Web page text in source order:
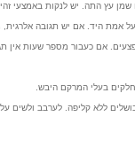
שמן עץ התה. יש לנקות באמצעי
אמת היד. אם יש תגובה
אם כעבור מספר שעות אין
בעלי המרקם היבש.
ללא קליפה. לערבב ולשים